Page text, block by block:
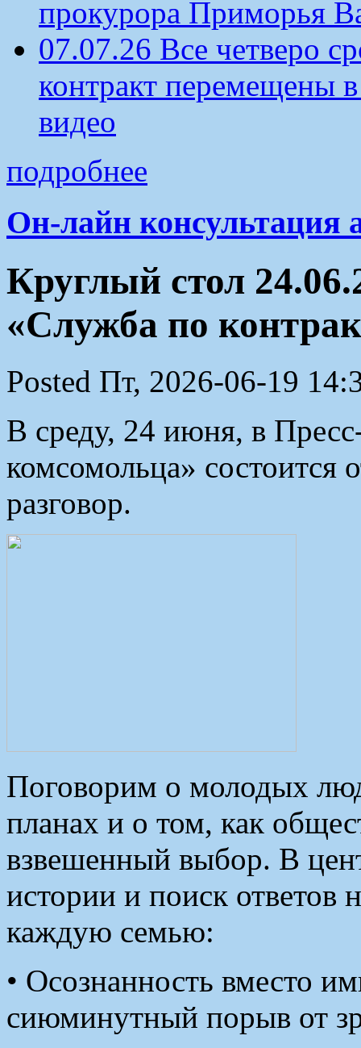
прокурора Приморья
07.07.26 Все четверо
контракт перемещены
видео
подробнее
Он-лайн консультация
Круглый стол
«Служба по
Posted Пт, 2026-06-19
В среду, 24 июня, в
комсомольца» состоится
разговор.
Поговорим о молодых
планах и о том, как
взвешенный выбор. В
истории и поиск ответов
каждую семью:
• Осознанность вместо
сиюминутный порыв от